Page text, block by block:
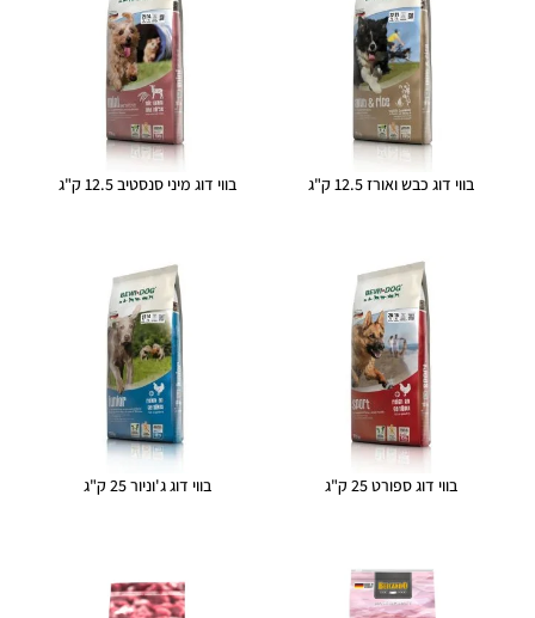
בווי דוג כבש ואורז 12.5 ק"ג בווי דוג מיני סנסטיב 12.5 ק"ג
בווי דוג ספורט 25 ק"ג בווי דוג ג'וניור 25 ק"ג